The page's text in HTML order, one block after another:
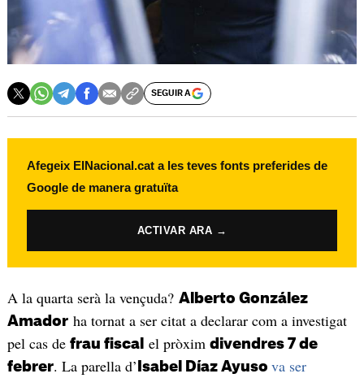
SEGUIR A
Afegeix ElNacional.cat a les teves fonts preferides de
Google de manera gratuïta
ACTIVAR ARA →
A la quarta serà la vençuda? Alberto González
Amadorha tornat a ser citat a declarar com a investigat
pel cas de frau fiscal el pròxim divendres 7 de
febrer. La parella d’ Isabel Díaz Ayuso va ser